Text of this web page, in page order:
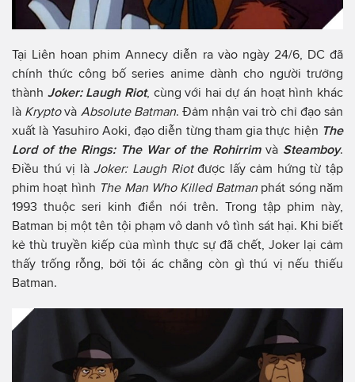
Tại Liên hoan phim Annecy diễn ra vào ngày 24/6, DC đã
chính thức công bố series anime dành cho người trưởng
thành Joker: Laugh Riot, cùng với hai dự án hoạt hình khác
là Kryptovà Absolute Batman. Đảm nhận vai trò chỉ đạo sản
xuất là Yasuhiro Aoki, đạo diễn từng tham gia thực hiện The
Lord of the Rings: The War of the Rohirrimvà Steamboy.
Điều thú vị làJoker: Laugh Riotđược lấy cảm hứng từ tập
phim hoạt hình The Man Who Killed Batmanphát sóng năm
1993 thuộc seri kinh điển nói trên. Trong tập phim này,
Batman bị một tên tội phạm vô danh vô tình sát hại. Khi biết
kẻ thù truyền kiếp của mình thực sự đã chết, Joker lại cảm
thấy trống rỗng, bởi tội ác chẳng còn gì thú vị nếu thiếu
Batman.